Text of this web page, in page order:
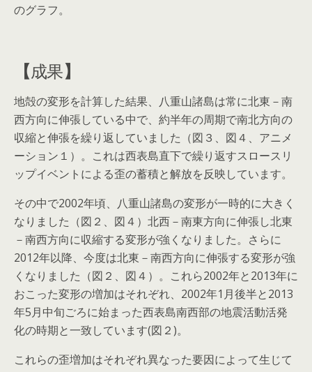
のグラフ。
【成果】
地殻の変形を計算した結果、八重山諸島は常に北東－南
西方向に伸張している中で、約半年の周期で南北方向の
収縮と伸張を繰り返していました（図３、図４、アニメ
ーション１）。これは西表島直下で繰り返すスロースリ
ップイベントによる歪の蓄積と解放を反映しています。
その中で2002年頃、八重山諸島の変形が一時的に大きく
なりました（図２、図４）北西－南東方向に伸張し北東
－南西方向に収縮する変形が強くなりました。さらに
2012年以降、今度は北東－南西方向に伸張する変形が強
くなりました（図２、図４）。これら2002年と2013年に
おこった変形の増加はそれぞれ、2002年1月後半と2013
年5月中旬ごろに始まった西表島南西部の地震活動活発
化の時期と一致しています(図２)。
これらの歪増加はそれぞれ異なった要因によって生じて